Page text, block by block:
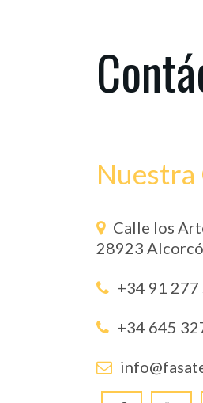
Nuestra
Calle los
28923
+34 91 277
+34 645